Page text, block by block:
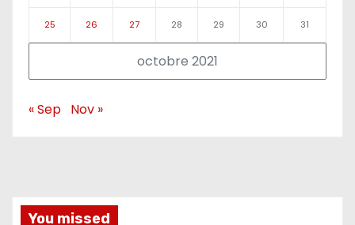
octobre 2021
25 26 27 28 29 30 31
« Sep Nov »
You missed